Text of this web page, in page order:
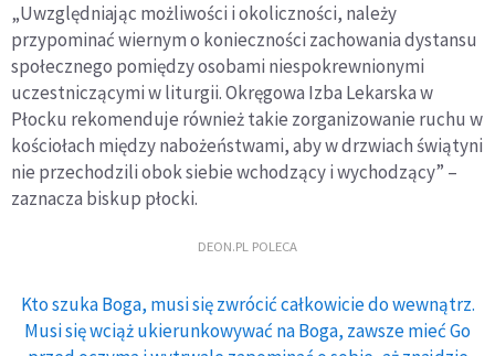
„Uwzględniając możliwości i okoliczności, należy
przypominać wiernym o konieczności zachowania dystansu
społecznego pomiędzy osobami niespokrewnionymi
uczestniczącymi w liturgii. Okręgowa Izba Lekarska w
Płocku rekomenduje również takie zorganizowanie ruchu w
kościołach między nabożeństwami, aby w drzwiach świątyni
nie przechodzili obok siebie wchodzący i wychodzący” –
zaznacza biskup płocki.
DEON.PL POLECA
Kto szuka Boga, musi się zwrócić całkowicie do wewnątrz.
Musi się wciąż ukierunkowywać na Boga, zawsze mieć Go